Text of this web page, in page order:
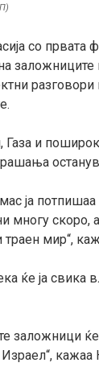
со првата
заложниците
и
ја
многу скоро,
мир“,
ќе ја свика
заложници
кажаа